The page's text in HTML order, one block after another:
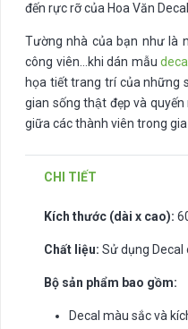
đến rực rỡ của Hoa Văn
Tường nhà của bạn như là
công viên…khi dán mẫu
họa tiết trang trí của những
gian sống thật đẹp và
giữa các thành viên trong
CHI TIẾT
Kích thước (dài x cao):
Chất liệu: Sử dụng Decal
Bộ sản phẩm bao gồm:
Decal màu sắc và